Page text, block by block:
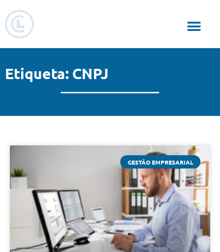
Etiqueta: CNPJ
GESTÃO EMPRESARIAL